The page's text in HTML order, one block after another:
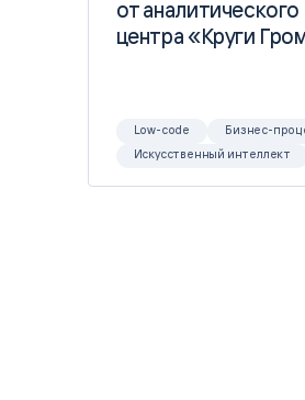
от аналитического
центра «Круги
от аналитического
центра «Круги
Low-code
Бизнес-
Искусственный интеллект